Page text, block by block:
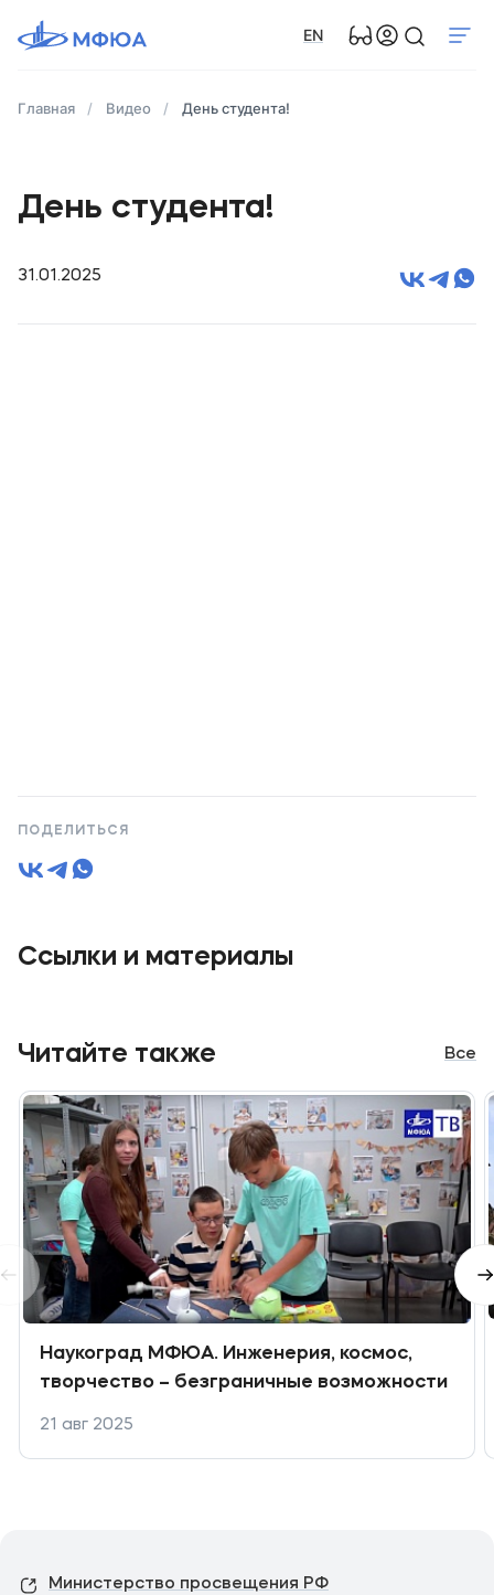
EN
Главная Видео День студента!
День студента!
31.01.2025
ПОДЕЛИТЬСЯ
Ссылки и материалы
Читайте также Все
Наукоград МФЮА. Инженерия, космос,
творчество – безграничные возможности
21 авг 2025
Министерство просвещения РФ